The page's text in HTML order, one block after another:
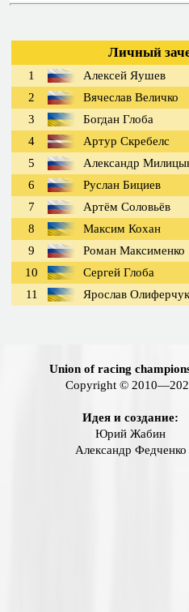
Личный
1 Алексей Яушев
2
Вячеслав Величко
3
Богдан Глоба
4
Артур Скребелс
5
Александр
6
Руслан Бициев
7
Артём Соловьёв
8
Максим Кохан
9
Роман Максименко
10
Сергей Глоба
11
Ярослав Олиферчук
Union of racing
Copyright ©
Идея и создание:
Юрий Жабин
Александр Федченко